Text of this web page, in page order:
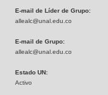
E-mail de Líder de Grupo:
allealc@unal.edu.co
E-mail de Grupo:
allealc@unal.edu.co
Estado UN:
Activo